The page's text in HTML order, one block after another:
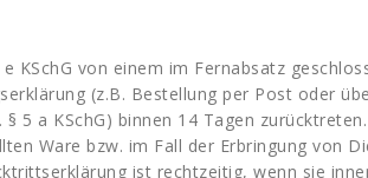
KSchG von einem im Fernabsatz
(z.B. Bestellung per Post oder
5 a KSchG) binnen 14 Tagen
Ware bzw. im Fall der Erbringung von
ist rechtzeitig, wenn sie